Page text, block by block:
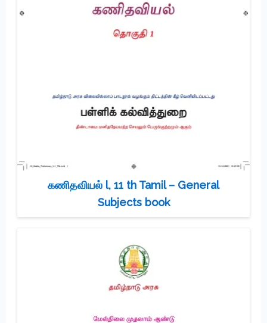
கணிதவியல் l, 11 th Tamil – General
Subjects book